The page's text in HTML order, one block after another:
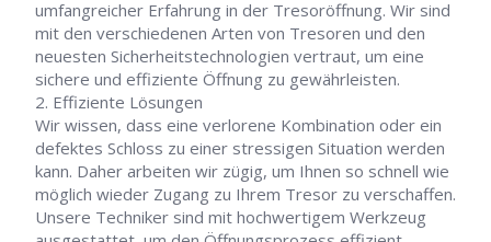
umfangreicher Erfahrung in der Tresoröffnung. Wir sind
mit den verschiedenen Arten von Tresoren und den
neuesten Sicherheitstechnologien vertraut, um eine
sichere und effiziente Öffnung zu gewährleisten.
Effiziente Lösungen
Wir wissen, dass eine verlorene Kombination oder ein
defektes Schloss zu einer stressigen Situation werden
kann. Daher arbeiten wir zügig, um Ihnen so schnell wie
möglich wieder Zugang zu Ihrem Tresor zu verschaffen.
Unsere Techniker sind mit hochwertigem Werkzeug